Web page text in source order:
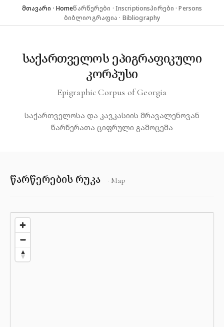
მთავარი · Homeწარწერები · Inscriptionsპირები · Persons
ბიბლიოგრაფია · Bibliography
საქართველოს ეპიგრაფიკული
კორპუსი
Epigraphic Corpus of Georgia
საქართველოსა და კავკასიის მრავალენოვან
წარწერათა ციფრული გამოცემა
წარწერების რუკა · Map